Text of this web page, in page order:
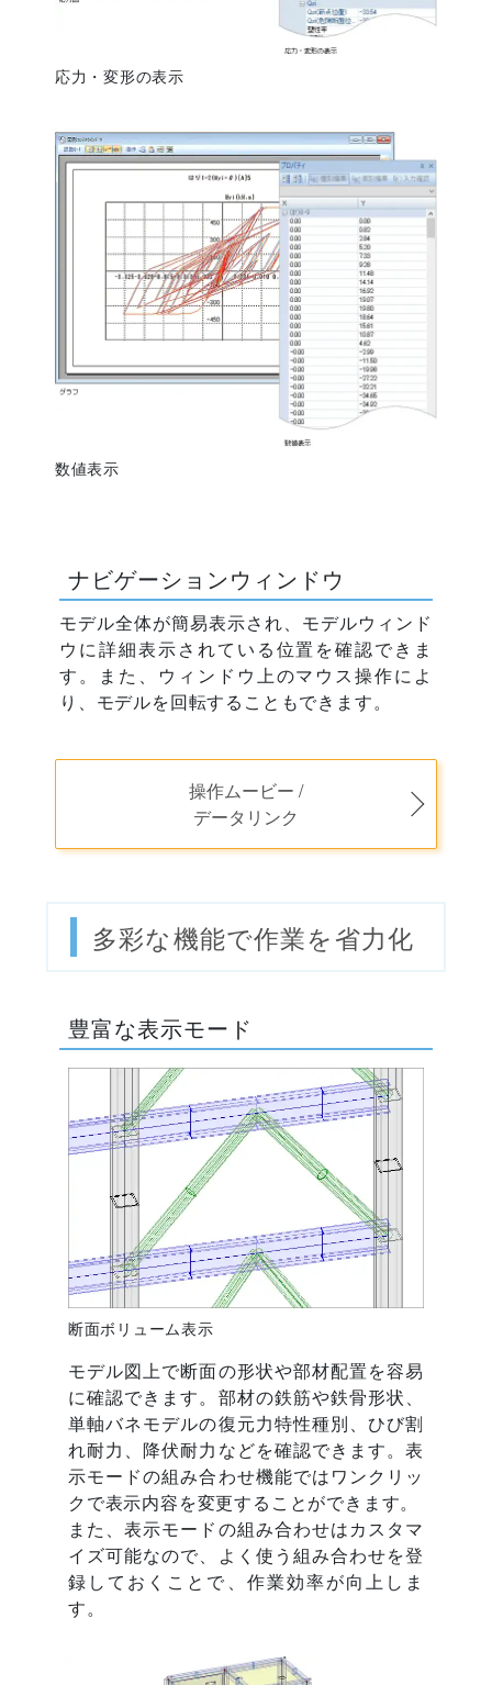
応力・変形の表示
数値表示
ナビゲーションウィンドウ
モデル全体が簡易表示され、モデルウィンド
ウに詳細表示されている位置を確認できま
す。また、ウィンドウ上のマウス操作によ
り、モデルを回転することもできます。
操作ムービー /
データリンク
多彩な機能で作業を省力化
豊富な表示モード
断面ボリューム表示
モデル図上で断面の形状や部材配置を容易
に確認できます。部材の鉄筋や鉄骨形状、
単軸バネモデルの復元力特性種別、ひび割
れ耐力、降伏耐力などを確認できます。表
示モードの組み合わせ機能ではワンクリッ
クで表示内容を変更することができます。
また、表示モードの組み合わせはカスタマ
イズ可能なので、よく使う組み合わせを登
録しておくことで、作業効率が向上しま
す。